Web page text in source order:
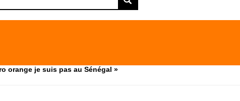
orange je suis pas au Sénégal »